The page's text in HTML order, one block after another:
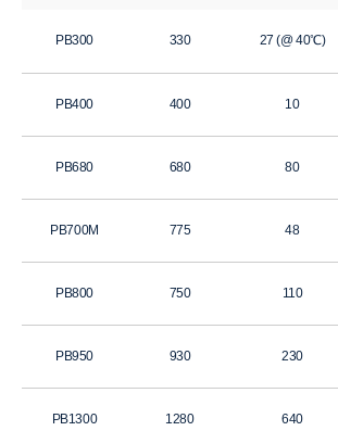
PB300 330 27 (@ 40℃)
PB400 400 10
PB680 680 80
PB700M 775 48
PB800 750 110
PB950 930 230
PB1300 1280 640